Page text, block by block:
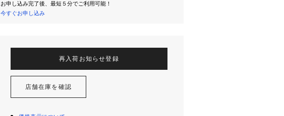
お申し込み完了後、最短５分でご利用可能！
今すぐお申し込み
再入荷お知らせ登録
店舗在庫を確認